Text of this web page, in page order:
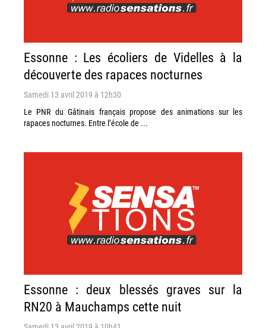
Essonne : Les écoliers de Videlles à la
découverte des rapaces nocturnes
Samedi 13 avril 2019 à 12h30
Le PNR du Gâtinais français propose des animations sur les
rapaces nocturnes. Entre l’école de ...
Essonne : deux blessés graves sur la
RN20 à Mauchamps cette nuit